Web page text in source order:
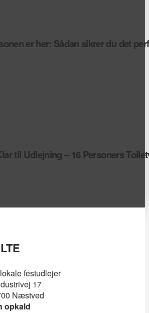
er her: Sådan sikrer du det
til Udlejning – 16 Personers
festudlejer
17
Næstved
opkald